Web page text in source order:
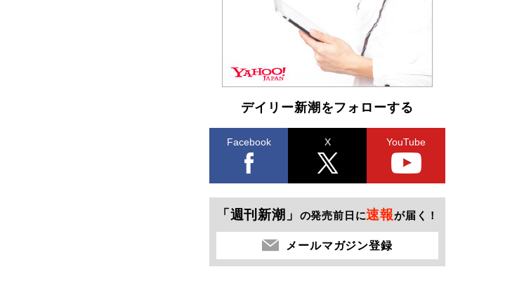
デイリー新潮をフォローする
Facebook X YouTube
「週刊新潮」 の発売前日に速報が届く！
メールマガジン登録